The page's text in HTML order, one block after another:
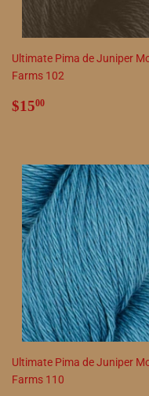
Ultimate Pima de Juniper
Farms 102
Precio
$1500
Ultimate Pima de Juniper
Farms 110